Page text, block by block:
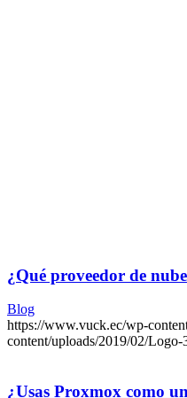
¿Qué proveedor de
Blog
https://www.vuck.ec/wp-
content/uploads/2019/02/
¿Usas Proxmox como